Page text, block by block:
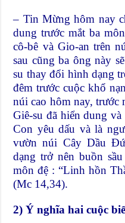
– Tin Mừng hôm nay
dung trước mắt ba
cô-bê và Gio-an trên
sau cũng ba ông này
su thay đổi hình dạng
đêm trước cuộc khổ
núi cao hôm nay, trước
Giê-su đã hiển dung
Con yêu dấu và là
vườn núi Cây Dầu
dạng trở nên buồn
môn đệ : “Linh hồn
(Mc 14,34).
2) Ý nghĩa hai cuộc